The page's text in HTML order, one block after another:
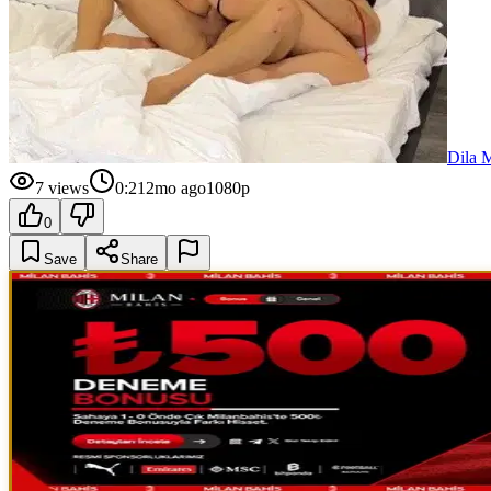
Dila
7 views 0:21 2mo ago1080p
0
Save Share